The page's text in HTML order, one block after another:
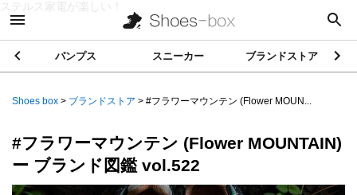
ステルス家電が楽しい！
パンプス スニーカー ブランドストア
Shoes box > ブランドストア > #フラワーマウンテン (Flower MOUN...
#フラワーマウンテン (Flower MOUNTAIN)
ー ブランド図鑑 vol.522